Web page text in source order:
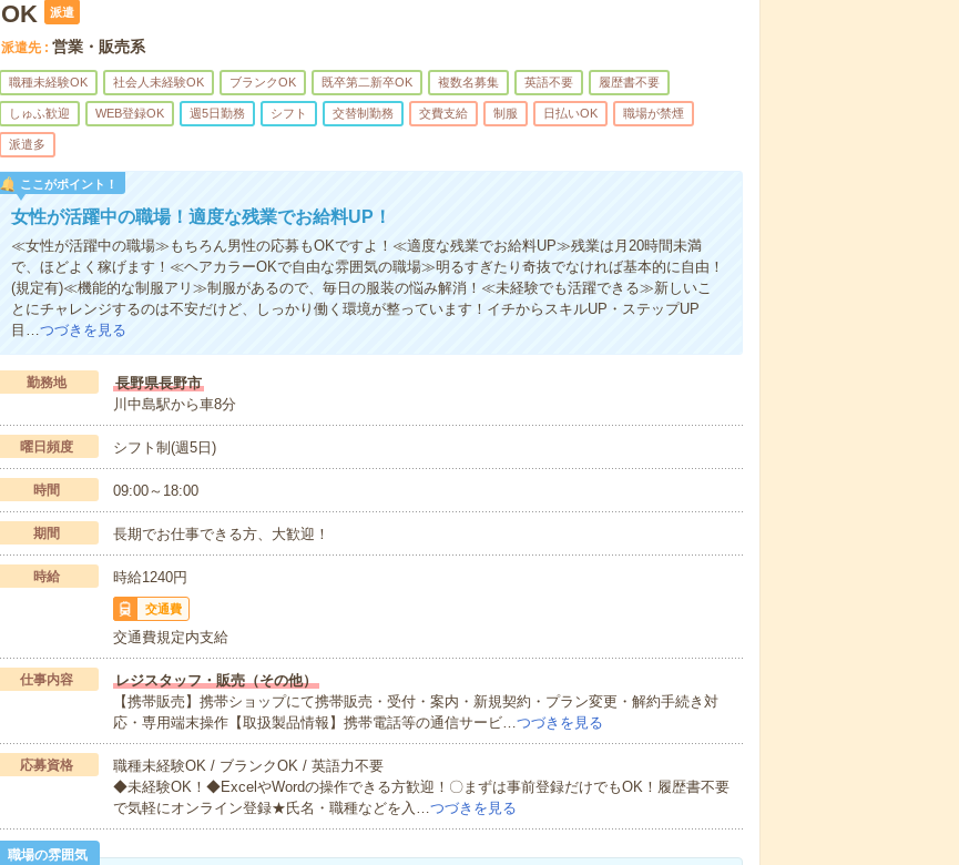
OK
派遣
派遣先 営業・販売系
職種未経験OK 社会人未経験OK ブランクOK 既卒第二新卒OK 複数名募集 英語不要 履歴書不要
しゅふ歓迎 WEB登録OK 週5日勤務 シフト 交替制勤務 交費支給 制服 日払いOK 職場が禁煙
派遣多
ここがポイント！
女性が活躍中の職場！適度な残業でお給料UP！
≪女性が活躍中の職場≫もちろん男性の応募もOKですよ！≪適度な残業でお給料UP≫残業は月20時間未満
で、ほどよく稼げます！≪ヘアカラーOKで自由な雰囲気の職場≫明るすぎたり奇抜でなければ基本的に自由！
(規定有)≪機能的な制服アリ≫制服があるので、毎日の服装の悩み解消！≪未経験でも活躍できる≫新しいこ
とにチャレンジするのは不安だけど、しっかり働く環境が整っています！イチからスキルUP・ステップUP
目…つづきを見る
勤務地
長野県長野市
川中島駅から車8分
曜日頻度 シフト制(週5日)
時間 09:00～18:00
期間 長期でお仕事できる方、大歓迎！
時給 時給1240円
交通費
交通費規定内支給
仕事内容
レジスタッフ・販売（その他）
【携帯販売】携帯ショップにて携帯販売・受付・案内・新規契約・プラン変更・解約手続き対
応・専用端末操作【取扱製品情報】携帯電話等の通信サービ…つづきを見る
応募資格
職種未経験OK / ブランクOK / 英語力不要
◆未経験OK！◆ExcelやWordの操作できる方歓迎！〇まずは事前登録だけでもOK！履歴書不要
で気軽にオンライン登録★氏名・職種などを入…つづきを見る
職場の雰囲気